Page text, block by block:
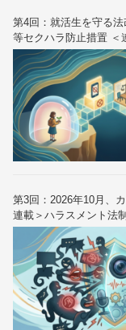
第4回：就活生を守る
等セクハラ防止措置 ＜
年10月大改正を読み解
第3回：2026年10月、
連載＞ハラスメント法
（全6回）